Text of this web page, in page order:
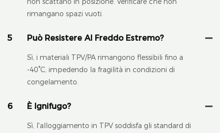
rimangano spazi vuoti.
5 Può Resistere Al Freddo Estremo?
Sì, i materiali TPV/PA rimangono flessibili fino a
-40°C, impedendo la fragilità in condizioni di
congelamento.
6 È Ignifugo?
Sì, l'alloggiamento in TPV soddisfa gli standard di